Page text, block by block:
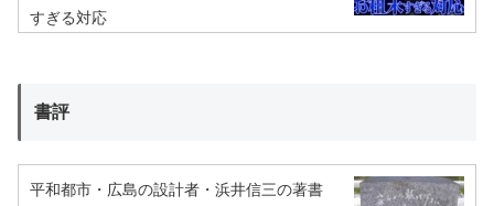
すぎる対応
書評
平和都市・広島の設計者・浜井信三の著書